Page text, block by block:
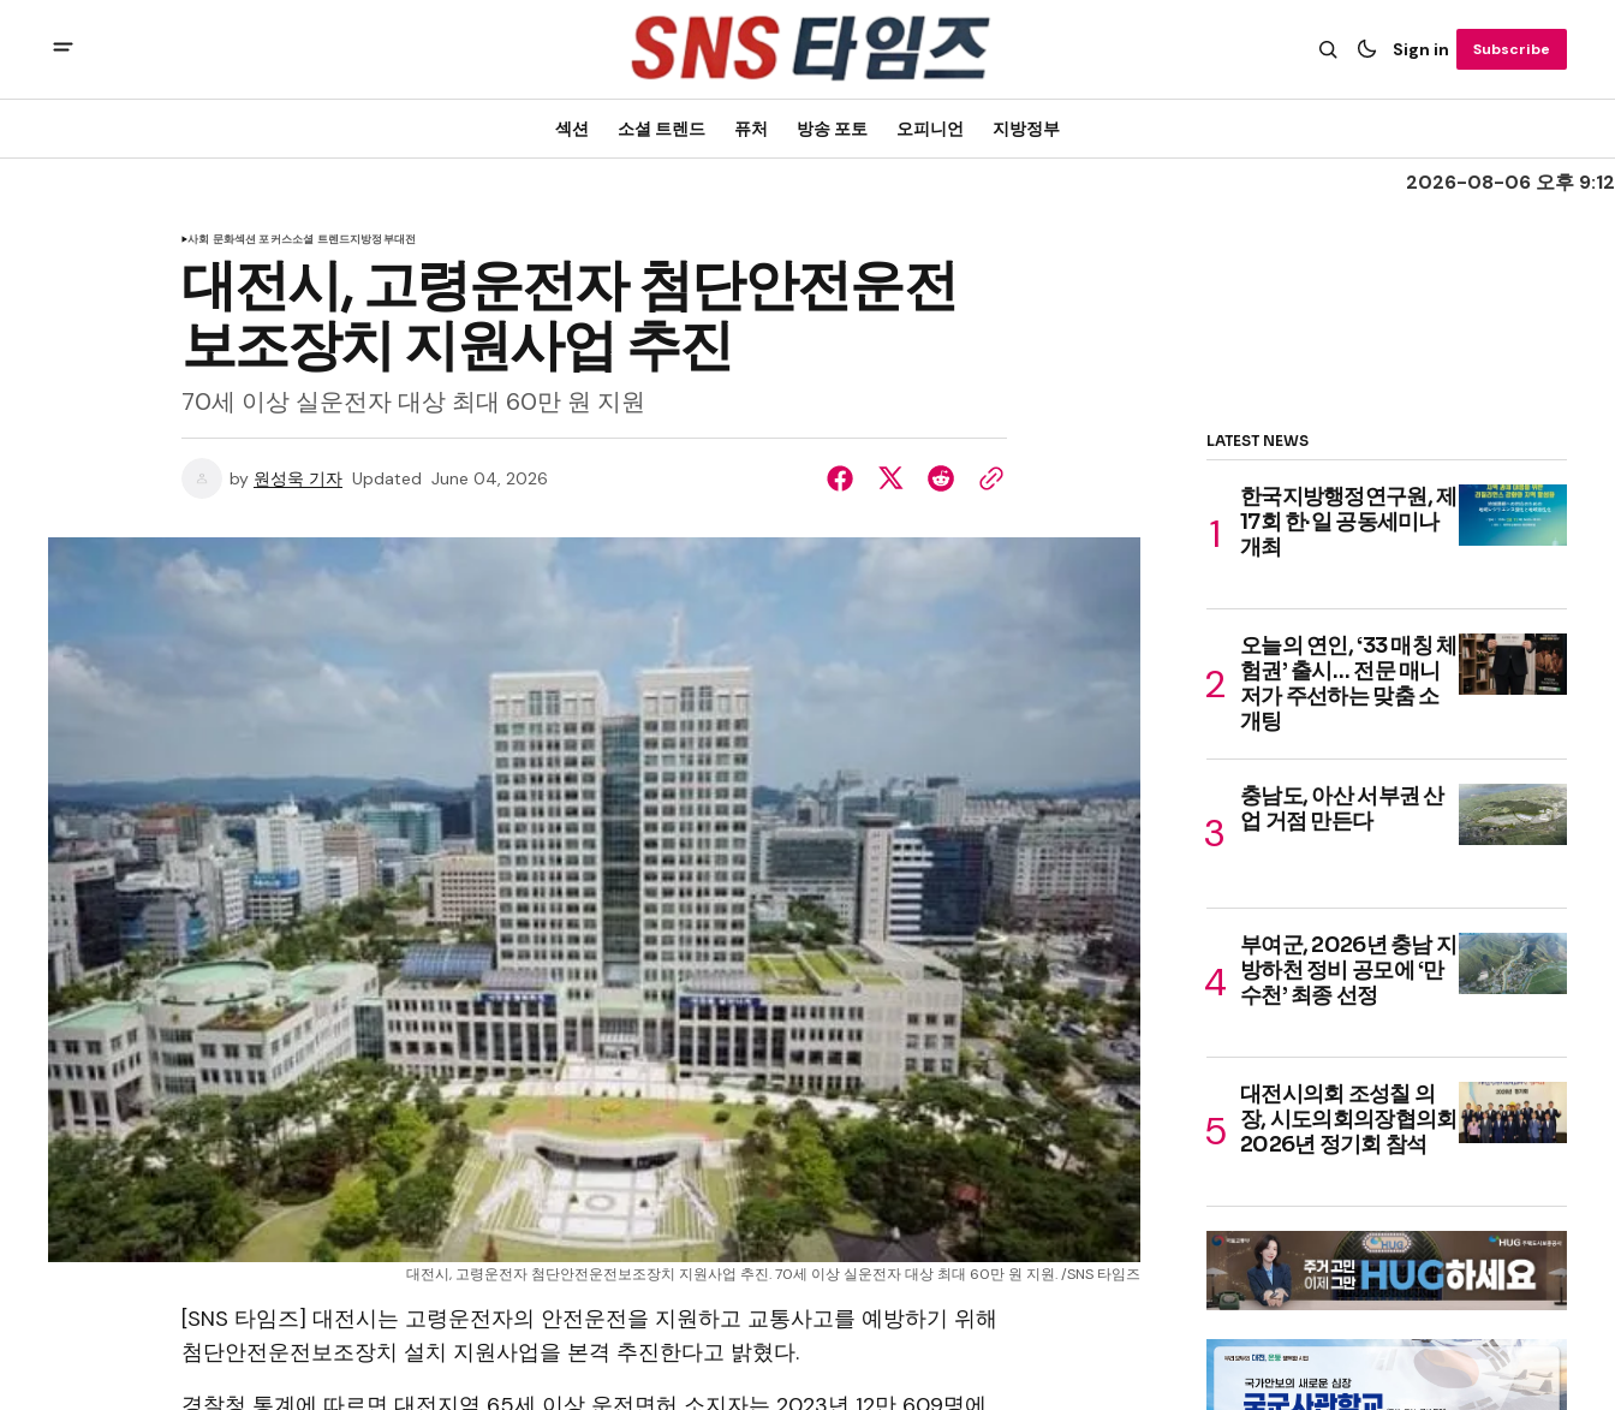
Sign in Subscribe
섹션 소셜 트렌드 퓨처 방송 포토 오피니언 지방정부
2026-08-06 오후 9:12
사회 문화섹션 포커스소셜 트렌드지방정부대전
대전시, 고령운전자 첨단안전운전
보조장치 지원사업 추진
70세 이상 실운전자 대상 최대 60만 원 지원
by 원성욱 기자 Updated June 04, 2026
대전시, 고령운전자 첨단안전운전보조장치 지원사업 추진. 70세 이상 실운전자 대상 최대 60만 원 지원. /SNS 타임즈
[SNS 타임즈] 대전시는 고령운전자의 안전운전을 지원하고 교통사고를 예방하기 위해
첨단안전운전보조장치 설치 지원사업을 본격 추진한다고 밝혔다.
LATEST NEWS
한국지방행정연구원, 제
17회 한·일 공동세미나
개최
오늘의 연인, ‘33 매칭 체
험권’ 출시… 전문 매니
저가 주선하는 맞춤 소
개팅
충남도, 아산 서부권 산
업 거점 만든다
부여군, 2026년 충남 지
방하천 정비 공모에 ‘만
수천’ 최종 선정
대전시의회 조성칠 의
장, 시도의회의장협의회
2026년 정기회 참석